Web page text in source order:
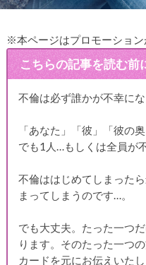
※本ページはプロモーショ
こちらの記事を読む前
不倫は必ず誰かが不幸にな
「あなた」「彼」「彼の
でも1人…もしくは全員が
不倫ははじめてしまった
まってしまうのです…。
でも大丈夫。たった一つ
ります。そのたった一つ
カードを元にお伝えいたし